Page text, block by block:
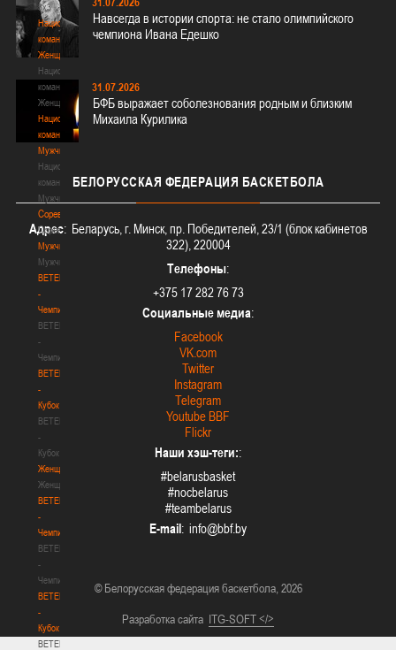
3х3
Национальная
команда.
Женщины
Национальная
команда.
Женщины
Национальная
команда.
Мужчины
Национальная
команда.
Мужчины
Соревнования
Соревнования
Мужчины
Мужчины
BETERA
-
Чемпионат
BETERA
-
Чемпионат
BETERA
-
Кубок
BETERA
-
Кубок
Женщины
Женщины
BETERA
-
Чемпионат
BETERA
-
Чемпионат
BETERA
-
Кубок
BETERA
Навсегда в истории спорта: не стало олимпийского
чемпиона Ивана Едешко
31.07.2026
БФБ выражает соболезнования родным и близким
Михаила Курилика
БЕЛОРУССКАЯ ФЕДЕРАЦИЯ БАСКЕТБОЛА
Адрес: Беларусь, г. Минск, пр. Победителей, 23/1 (блок кабинетов
322), 220004
Телефоны:
+375 17 282 76 73
Социальные медиа:
Facebook
VK.com
Twitter
Instagram
Telegram
Youtube BBF
Flickr
Наши хэш-теги::
#belarusbasket
#nocbelarus
#teambelarus
E-mail:
© Белорусская федерация баскетбола, 2026
Разработка сайта ITG-SOFT </>